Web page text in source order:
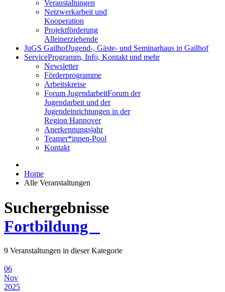
Veranstaltungen
Netzwerkarbeit und
Kooperation
Projektförderung
Alleinerziehende
JuGS GailhofJugend-, Gäste- und Seminarhaus in Gailhof
ServiceProgramm, Info, Kontakt und mehr
Newsletter
Förderprogramme
Arbeitskreise
Forum JugendarbeitForum der
Jugendarbeit und der
Jugendeinrichtungen in der
Region Hannover
Anerkennungsjahr
Teamer*innen-Pool
Kontakt
Home
Alle Veranstaltungen
Suchergebnisse
Fortbildung
9 Veranstaltungen in dieser Kategorie
06
Nov
2025